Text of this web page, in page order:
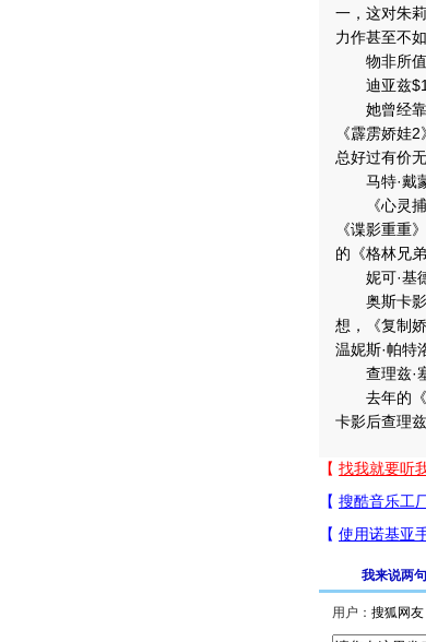
一，这对朱
力作甚至不
物非所值
迪亚兹
她曾经靠
《霹雳娇娃
总好过有价无
马特·戴
《心灵捕
《谍影重重
的《格林兄
妮可·基
奥斯卡影
想，《复制
温妮斯·帕特
查理兹·
去年的《
卡影后查理
我来说两句
用户：